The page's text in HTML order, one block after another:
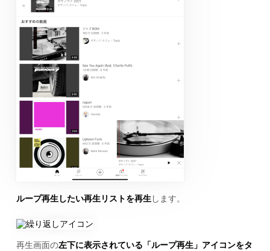
ループ再生したい再生リストを再生 します。
再生画面の左下に表示されている「ループ再生」アイコンをタ